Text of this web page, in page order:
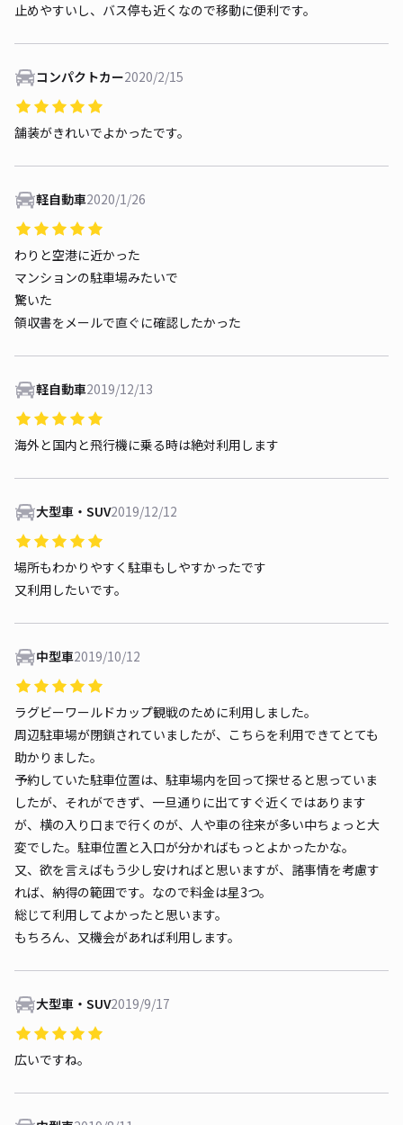
止めやすいし、バス停も近くなので移動に便利です。
コンパクトカー2020/2/15
舗装がきれいでよかったです。
軽自動車2020/1/26
わりと空港に近かった
マンションの駐車場みたいで
驚いた
領収書をメールで直ぐに確認したかった
軽自動車2019/12/13
海外と国内と飛行機に乗る時は絶対利用します
大型車・SUV2019/12/12
場所もわかりやすく駐車もしやすかったです
又利用したいです。
中型車2019/10/12
ラグビーワールドカップ観戦のために利用しました。
周辺駐車場が閉鎖されていましたが、こちらを利用できてとても
助かりました。
予約していた駐車位置は、駐車場内を回って探せると思っていま
したが、それができず、一旦通りに出てすぐ近くではあります
が、横の入り口まで行くのが、人や車の往来が多い中ちょっと大
変でした。駐車位置と入口が分かればもっとよかったかな。
又、欲を言えばもう少し安ければと思いますが、諸事情を考慮す
れば、納得の範囲です。なので料金は星3つ。
総じて利用してよかったと思います。
もちろん、又機会があれば利用します。
大型車・SUV2019/9/17
広いですね。